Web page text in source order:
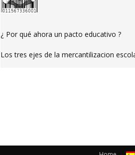
¿ Por qué ahora un pacto educativo ?
Los tres ejes de la mercantilizacion